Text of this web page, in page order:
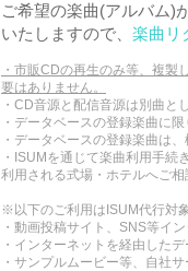
ご希望の楽曲(アルバム)
いたしますので、 楽曲リ
・市販CDの再生のみ等、複製
要はありません。
・CD音源と配信音源は別曲と
・データベースの登録楽曲に
・データベースの登録楽曲は
・ISUMを通じて楽曲利用手
利用される式場・ホテルへご相
※以下のご利用はISUM代行対
・動画投稿サイト、SNS等イ
・インターネットを経由した
・サンプルムービー等、自社